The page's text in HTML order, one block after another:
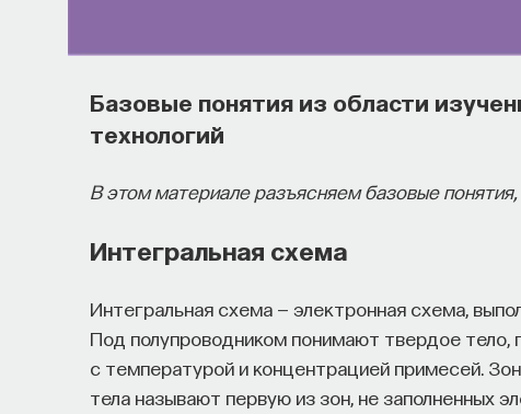
Базовые понятия из области
технологий
В этом материале разъясняем базовые
Интегральная схема
Интегральная схема — электронная схема,
Под полупроводником понимают твердое тело,
с температурой и концентрацией примесей.
тела называют первую из зон, не заполненных